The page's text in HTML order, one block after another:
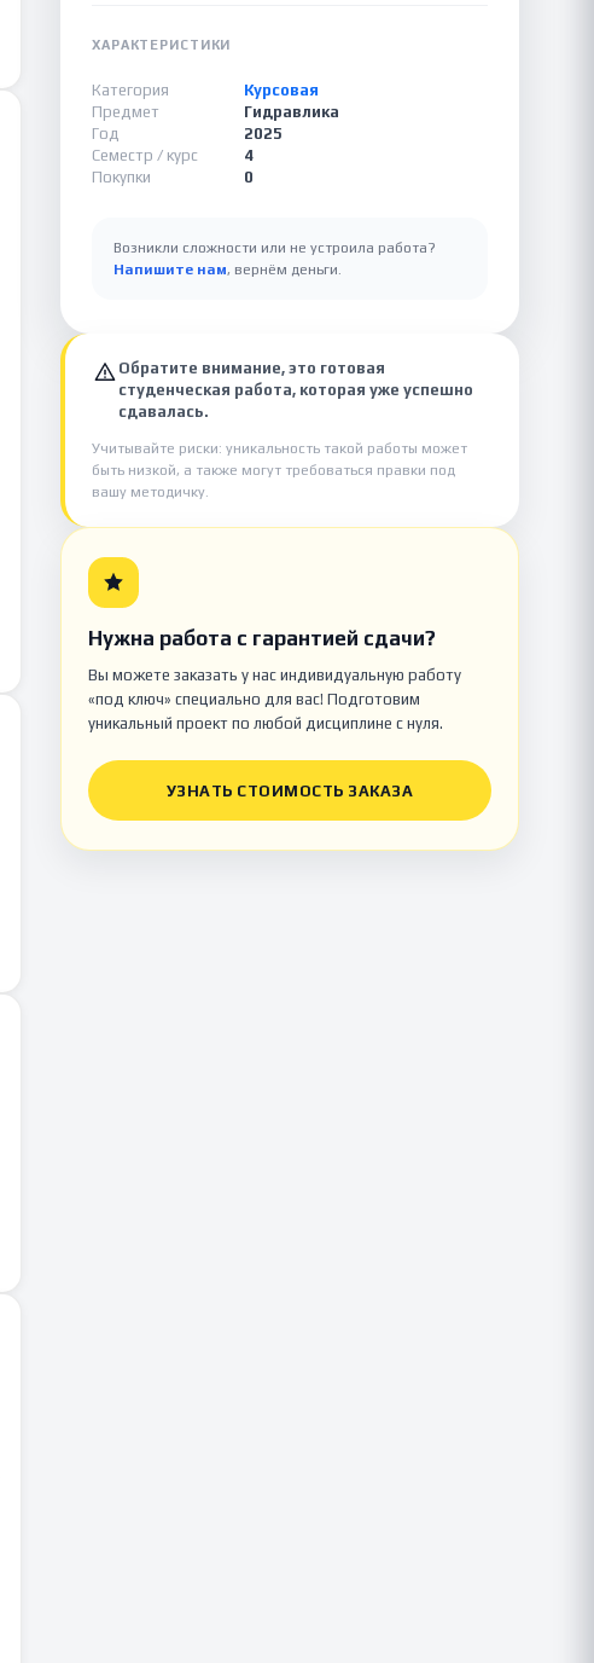
ХАРАКТЕРИСТИКИ
Категория
Курсовая
Предмет
Гидравлика
Год
2025
Семестр / курс
4
Покупки
0
Возникли сложности или не устроила работа?
Напишите нам, вернём деньги.
Обратите внимание, это готовая
студенческая работа, которая уже успешно
сдавалась.
Учитывайте риски: уникальность такой работы может
быть низкой, а также могут требоваться правки под
вашу методичку.
Нужна работа с гарантией сдачи?
Вы можете заказать у нас индивидуальную работу
«под ключ» специально для вас! Подготовим
уникальный проект по любой дисциплине с нуля.
УЗНАТЬ СТОИМОСТЬ ЗАКАЗА